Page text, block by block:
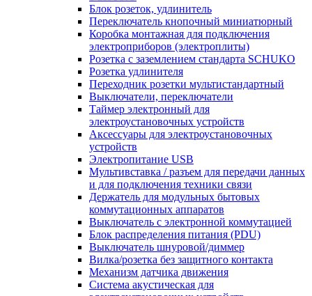
Блок розеток, удлинитель
Переключатель кнопочный миниатюрный
Коробка монтажная для подключения
электроприборов (электроплиты)
Розетка с заземлением стандарта SCHUKO
Розетка удлинителя
Переходник розетки мультистандартный
Выключатели, переключатели
Таймер электронный для
электроустановочных устройств
Аксессуары для электроустановочных
устройств
Электропитание USB
Мультивставка / разъем для передачи данных
и для подключения техники связи
Держатель для модульных бытовых
коммутационных аппаратов
Выключатель с электронной коммутацией
Блок распределения питания (PDU)
Выключатель шнуровой/диммер
Вилка/розетка без защитного контакта
Механизм датчика движения
Система акустическая для